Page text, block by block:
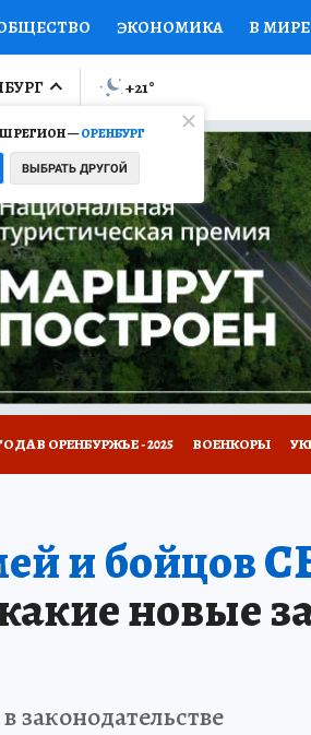
ЭКОНОМИКА В МИРЕ
ПРОИСШЕСТВИЯ
МИР Я ЗНАЮ СЕМЬЯ
СЕРИАЛЫ СПЕЦПРОЕКТЫ
КОНКУРСЫ РАБОТА
РЕГИОН —ОРЕНБУРГ
ВЫБРАТЬ ДРУГОЙ
+21°
В ОРЕНБУРЖЬЕ - 2025 ВОЕНКОРЫ
и бойцов
новые
законодательстве